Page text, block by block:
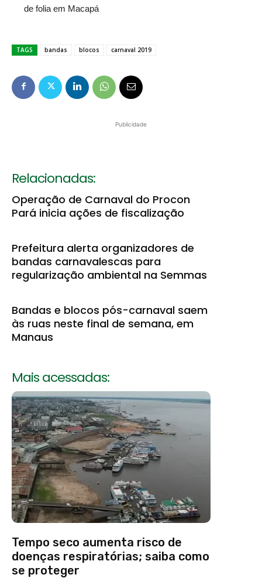
de folia em Macapá
TAGS bandas blocos carnaval 2019
Publicidade
Relacionadas:
Operação de Carnaval do Procon
Pará inicia ações de fiscalização
Prefeitura alerta organizadores de
bandas carnavalescas para
regularização ambiental na Semmas
Bandas e blocos pós-carnaval saem
às ruas neste final de semana, em
Manaus
Mais acessadas:
Tempo seco aumenta risco de
doenças respiratórias; saiba como
se proteger